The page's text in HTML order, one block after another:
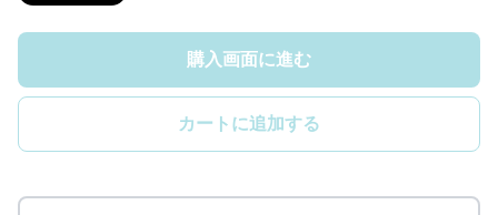
購入画面に進む
カートに追加する